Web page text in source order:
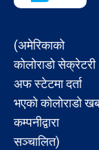
(अमेरिकाको
कोलोराडो सेक्रेटरी
अफ स्टेटमा दर्ता
भएको कोलोराडो
कम्पनीद्वारा
सञ्चालित)